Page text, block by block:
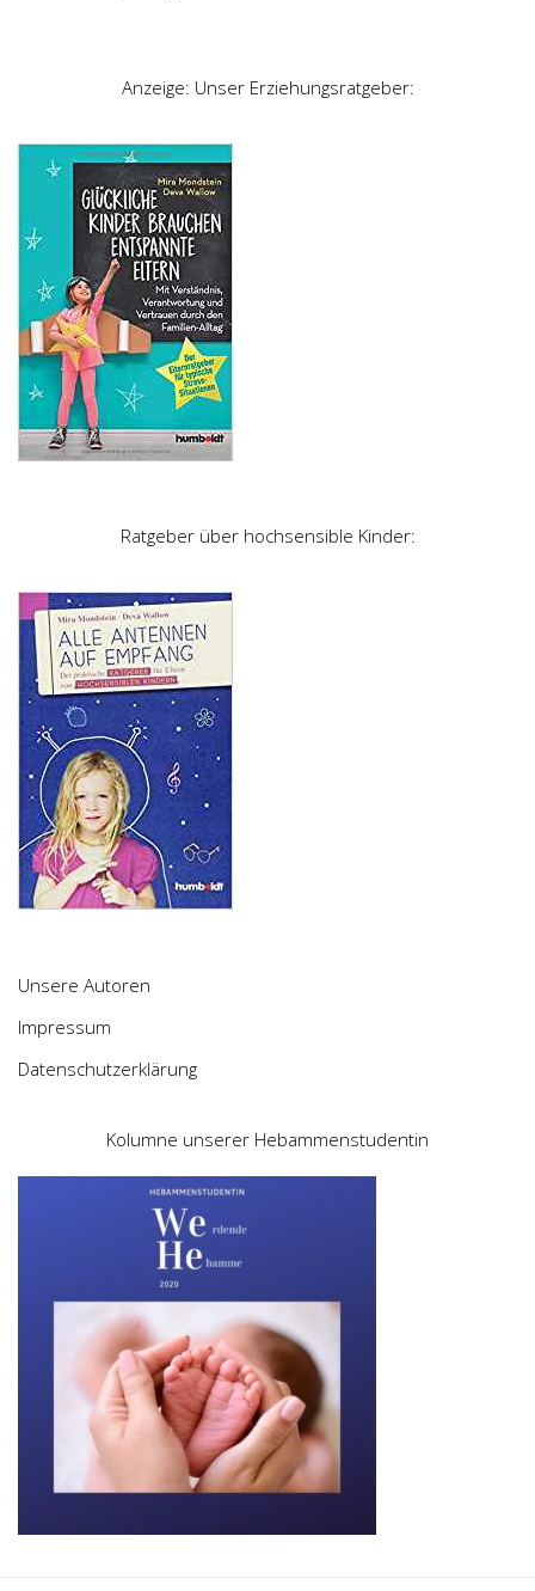
Anzeige: Unser Erziehungsratgeber:
Ratgeber über hochsensible Kinder:
Unsere Autoren
Impressum
Datenschutzerklärung
Kolumne unserer Hebammenstudentin